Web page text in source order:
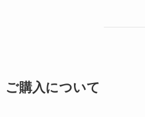
ご購入について